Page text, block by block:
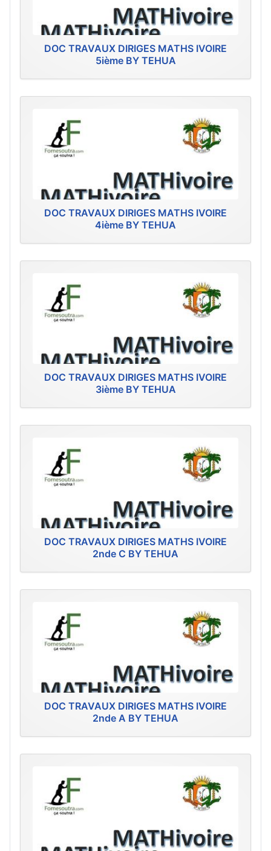
DOC TRAVAUX DIRIGES MATHS IVOIRE
5ième BY TEHUA
DOC TRAVAUX DIRIGES MATHS IVOIRE
4ième BY TEHUA
DOC TRAVAUX DIRIGES MATHS IVOIRE
3ième BY TEHUA
DOC TRAVAUX DIRIGES MATHS IVOIRE
2nde C BY TEHUA
DOC TRAVAUX DIRIGES MATHS IVOIRE
2nde A BY TEHUA